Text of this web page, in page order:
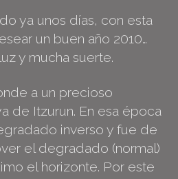
ya unos días, con esta
un buen año 2010…
y mucha suerte.
a un precioso
de Itzurun. En esa época
inverso y fue de
el degradado (normal)
el horizonte. Por este